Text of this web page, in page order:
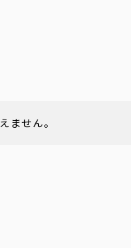
ません。